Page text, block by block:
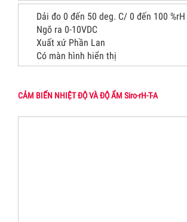
Dải đo 0 đến 50 deg. C/ 0 đến 100 %rH
Ngõ ra 0-10VDC
Xuất xứ Phần Lan
Có màn hình hiển thị
CẢM BIẾN NHIỆT ĐỘ VÀ ĐỘ ẨM Siro-rH-T-A